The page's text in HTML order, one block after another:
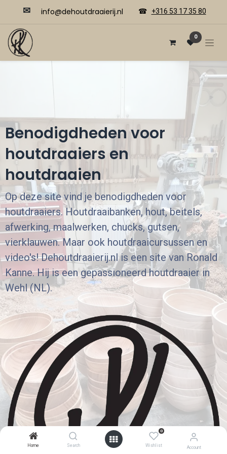
Home Search
0
Wishlist Account
✉ ​​info@dehoutdraaierij.nl ☎ +316 53 17 35 80
0
Benodigdheden voor
houtdraaiers en
houtdraaien
Op deze site vind je benodigdheden voor
houtdraaiers. Houtdraaibanken, hout, beitels,
afwerking, maalwerken, chucks, gutsen,
vierklauwen. Maar ook houtdraaicursussen en
video's! Dehoutdraaierij.nl is een site van Ronald
Kanne. Hij is een gepassioneerd houtdraaier in
Wehl (NL).